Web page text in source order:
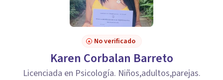
No verificado
Karen Corbalan Barreto
Licenciada en Psicología. Niños,adultos,parejas.